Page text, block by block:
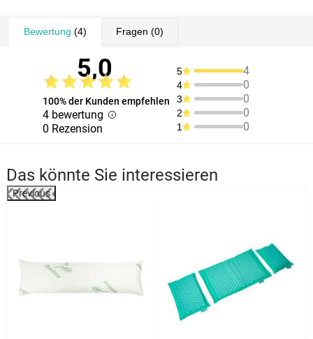
CI 19140, CI 17200.
Bewertung (4) Fragen (0)
5,0
100% der Kunden empfehlen
4 bewertung
0 Rezension
5 4
4 0
3 0
2 0
1 0
Das könnte Sie interessieren
Previous